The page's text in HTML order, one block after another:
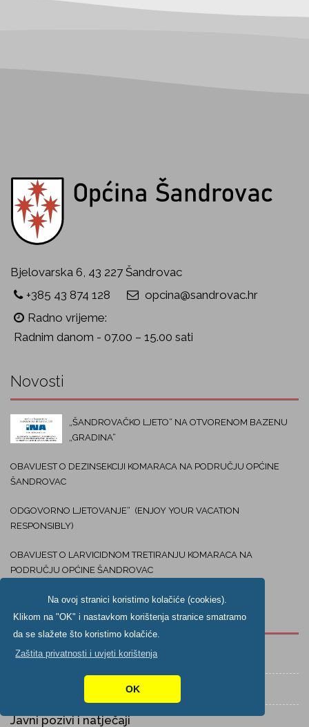
Na ovoj stranici koristimo kolačiće (cookies).
Klikom na "OK" i nastavkom korištenja stranice smatramo
da se slažete što koristimo kolačiće.
Zaštita privatnosti i uvjeti korištenja
OK
Bjelovarska 6, 43 227 Šandrovac
+385 43 874 128
opcina@sandrovac.hr
Radno vrijeme:
Radnim danom - 07.00 – 15.00 sati
Novosti
„ŠANDROVAČKO LJETO“ NA OTVORENOM BAZENU
„GRADINA“
OBAVIJEST O DEZINSEKCIJI KOMARACA NA PODRUČJU OPĆINE
ŠANDROVAC
ODGOVORNO LJETOVANJE“ (ENJOY YOUR VACATION
RESPONSIBLY)
OBAVIJEST O LARVICIDNOM TRETIRANJU KOMARACA NA
PODRUČJU OPĆINE ŠANDROVAC
Izdvojeno
Novosti
Javni pozivi i natječaji